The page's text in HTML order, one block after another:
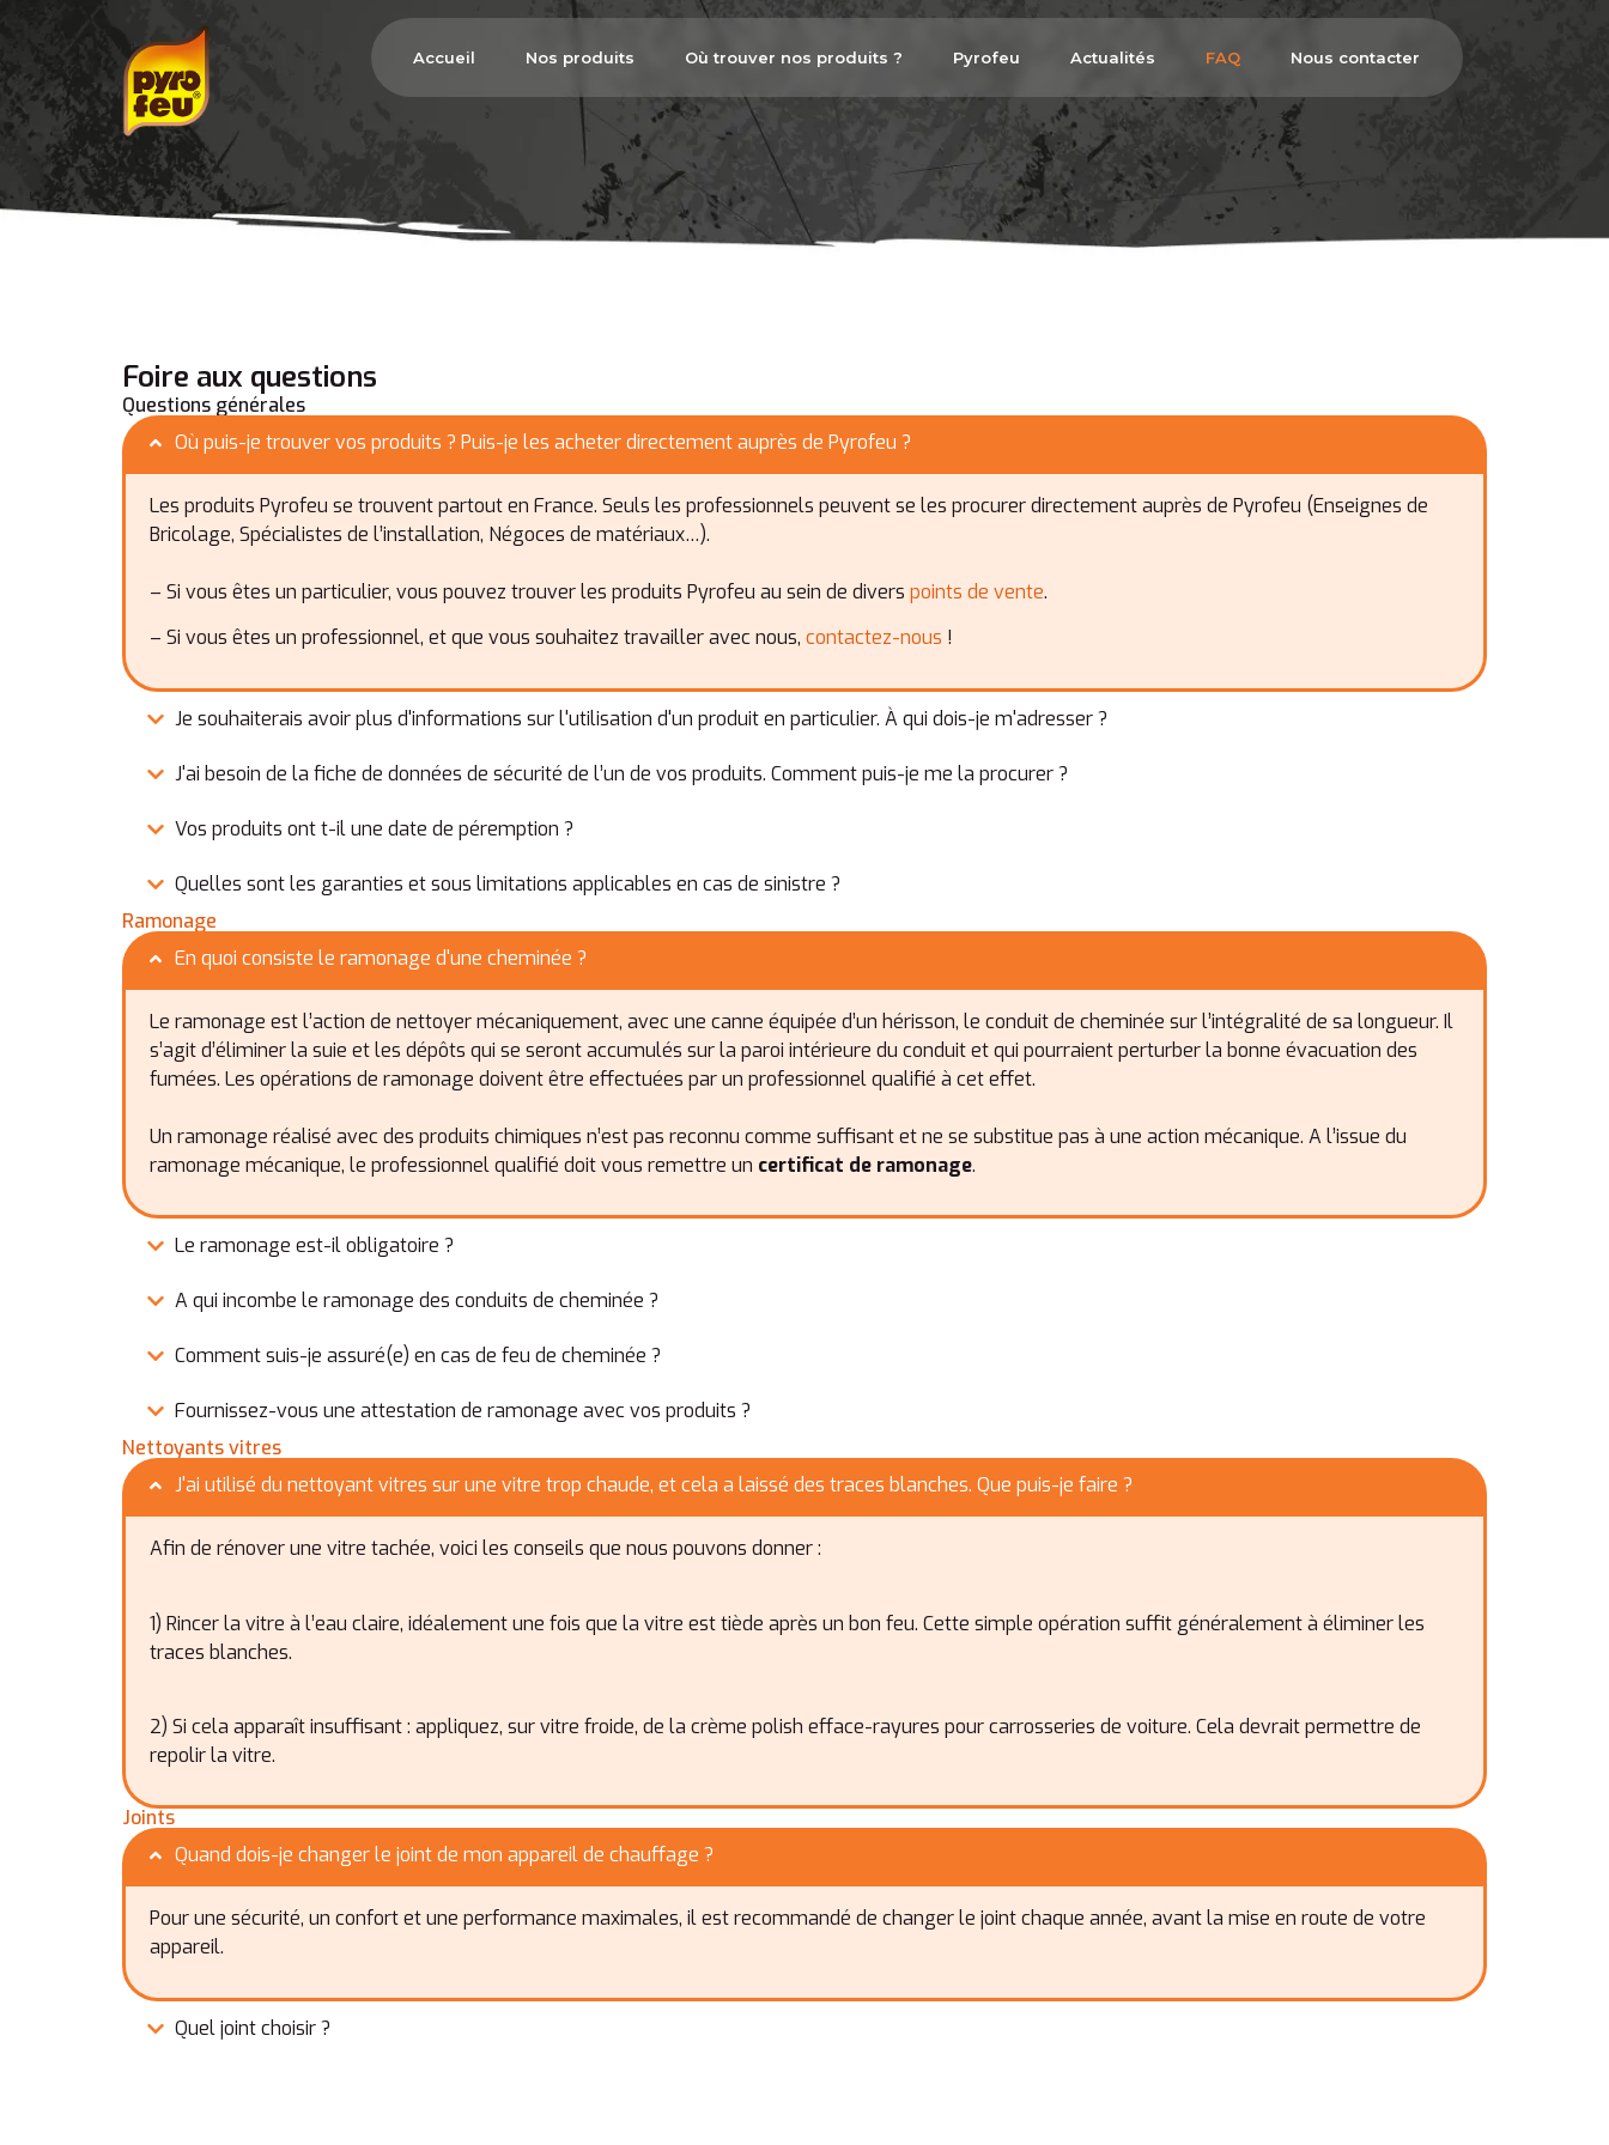
Accueil Nos produits Où trouver nos produits ? Pyrofeu Actualités FAQ Nous contacter
Foire aux questions
Questions générales
Où puis-je trouver vos produits ? Puis-je les acheter directement auprès de Pyrofeu ?
Les produits Pyrofeu se trouvent partout en France. Seuls les professionnels peuvent se les procurer directement auprès de Pyrofeu (Enseignes de
Bricolage, Spécialistes de l’installation, Négoces de matériaux…).
– Si vous êtes un particulier, vous pouvez trouver les produits Pyrofeu au sein de divers points de vente.
– Si vous êtes un professionnel, et que vous souhaitez travailler avec nous, contactez-nous !
Je souhaiterais avoir plus d'informations sur l'utilisation d'un produit en particulier. À qui dois-je m'adresser ?
J'ai besoin de la fiche de données de sécurité de l’un de vos produits. Comment puis-je me la procurer ?
Vos produits ont t-il une date de péremption ?
Quelles sont les garanties et sous limitations applicables en cas de sinistre ?
Ramonage
En quoi consiste le ramonage d'une cheminée ?
Le ramonage est l’action de nettoyer mécaniquement, avec une canne équipée d’un hérisson, le conduit de cheminée sur l’intégralité de sa longueur. Il
s’agit d’éliminer la suie et les dépôts qui se seront accumulés sur la paroi intérieure du conduit et qui pourraient perturber la bonne évacuation des
fumées. Les opérations de ramonage doivent être effectuées par un professionnel qualifié à cet effet.
Un ramonage réalisé avec des produits chimiques n’est pas reconnu comme suffisant et ne se substitue pas à une action mécanique. A l’issue du
ramonage mécanique, le professionnel qualifié doit vous remettre un certificat de ramonage.
Le ramonage est-il obligatoire ?
A qui incombe le ramonage des conduits de cheminée ?
Comment suis-je assuré(e) en cas de feu de cheminée ?
Fournissez-vous une attestation de ramonage avec vos produits ?
Nettoyants vitres
J'ai utilisé du nettoyant vitres sur une vitre trop chaude, et cela a laissé des traces blanches. Que puis-je faire ?
Afin de rénover une vitre tachée, voici les conseils que nous pouvons donner :
1) Rincer la vitre à l’eau claire, idéalement une fois que la vitre est tiède après un bon feu. Cette simple opération suffit généralement à éliminer les
traces blanches.
2) Si cela apparaît insuffisant : appliquez, sur vitre froide, de la crème polish efface-rayures pour carrosseries de voiture. Cela devrait permettre de
repolir la vitre.
Joints
Quand dois-je changer le joint de mon appareil de chauffage ?
Pour une sécurité, un confort et une performance maximales, il est recommandé de changer le joint chaque année, avant la mise en route de votre
appareil.
Quel joint choisir ?